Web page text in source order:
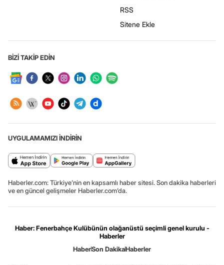
RSS
Sitene Ekle
BİZİ TAKİP EDİN
UYGULAMAMIZI İNDİRİN
Haberler.com: Türkiye’nin en kapsamlı haber sitesi. Son dakika haberleri
ve en güncel gelişmeler Haberler.com’da.
Haber: Fenerbahçe Kulübünün olağanüstü seçimli genel kurulu -
Haberler
HaberSon DakikaHaberler